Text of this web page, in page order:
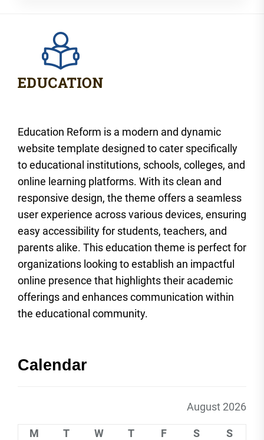
Education Reform is a modern and dynamic
website template designed to cater specifically
to educational institutions, schools, colleges, and
online learning platforms. With its clean and
responsive design, the theme offers a seamless
user experience across various devices, ensuring
easy accessibility for students, teachers, and
parents alike. This education theme is perfect for
organizations looking to establish an impactful
online presence that highlights their academic
offerings and enhances communication within
the educational community.
Calendar
August 2026
M T W T F S
S